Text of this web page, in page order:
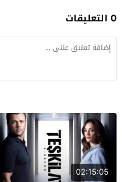
0 التعليقات
02:15:05